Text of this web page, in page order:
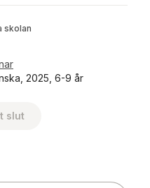
skolan
2025, 6-9 år
slut